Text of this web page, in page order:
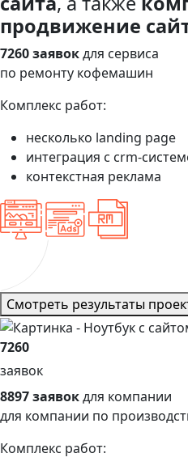
продвижение
7260 заявокдля сервиса
по ремонту кофемашин
Комплекс работ:
несколько landing page
интеграция с crm-
контекстная реклама
Смотреть результаты
7260
заявок
8897 заявокдля компании
для компании по
Комплекс работ: